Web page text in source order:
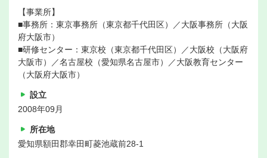
【事業所】
■事務所：東京事務所（東京都千代田区）／大阪事務所（大阪
府大阪市）
■研修センター：東京校（東京都千代田区）／大阪校（大阪府
大阪市）／名古屋校（愛知県名古屋市）／大阪教育センター
（大阪府大阪市）
設立
2008年09月
所在地
愛知県額田郡幸田町菱池蔵前28-1